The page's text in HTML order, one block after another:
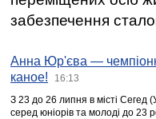
забезпечення
Анна Юр'єва —
каное!
16:13
З 23 до 26 липня в місті Сегед
серед юніорів та молоді до 23